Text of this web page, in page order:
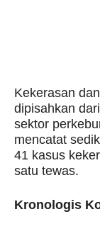
Kekerasan
dipisahkan
sektor
mencatat
41 kasus
satu tewas.
Kronologis